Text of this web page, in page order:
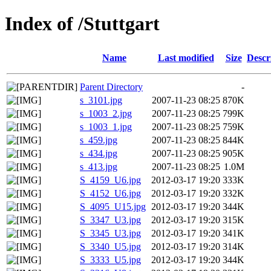
Index of /Stuttgart
Name Last modified Size
Parent Directory
-
s_3101.jpg
2007-11-23 08:25 870K
s_1003_2.jpg
2007-11-23 08:25 799K
s_1003_1.jpg
2007-11-23 08:25 759K
s_459.jpg
2007-11-23 08:25 844K
s_434.jpg
2007-11-23 08:25 905K
s_413.jpg
2007-11-23 08:25 1.0M
S_4159_U6.jpg
2012-03-17 19:20 333K
S_4152_U6.jpg
2012-03-17 19:20 332K
S_4095_U15.jpg 2012-03-17 19:20 344K
S_3347_U3.jpg
2012-03-17 19:20 315K
S_3345_U3.jpg
2012-03-17 19:20 341K
S_3340_U5.jpg
2012-03-17 19:20 314K
S_3333_U5.jpg
2012-03-17 19:20 344K